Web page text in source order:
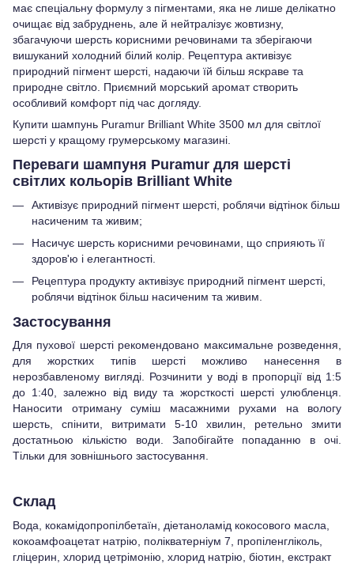
має спеціальну формулу з пігментами, яка не лише делікатно
очищає від забруднень, але й нейтралізує жовтизну,
збагачуючи шерсть корисними речовинами та зберігаючи
вишуканий холодний білий колір. Рецептура активізує
природний пігмент шерсті, надаючи їй більш яскраве та
природне світло. Приємний морський аромат створить
особливий комфорт під час догляду.
Купити шампунь Puramur Brilliant White 3500 мл для світлої
шерсті у кращому грумерському магазині.
Переваги шампуня Puramur для шерсті
світлих кольорів Brilliant White
Активізує природний пігмент шерсті, роблячи відтінок більш
насиченим та живим;
Насичує шерсть корисними речовинами, що сприяють її
здоров'ю і елегантності.
Рецептура продукту активізує природний пігмент шерсті,
роблячи відтінок більш насиченим та живим.
Застосування
Для пухової шерсті рекомендовано максимальне розведення,
для жорстких типів шерсті можливо нанесення в
нерозбавленому вигляді. Розчинити у воді в пропорції від 1:5
до 1:40, залежно від виду та жорсткості шерсті улюбленця.
Наносити отриману суміш масажними рухами на вологу
шерсть, спінити, витримати 5-10 хвилин, ретельно змити
достатньою кількістю води. Запобігайте попаданню в очі.
Тільки для зовнішнього застосування.
Склад
Вода, кокамідопропілбетаїн, діетаноламід кокосового масла,
кокоамфоацетат натрію, полікватерніум 7, пропіленгліколь,
гліцерин, хлорид цетрімонію, хлорид натрію, біотин, екстракт